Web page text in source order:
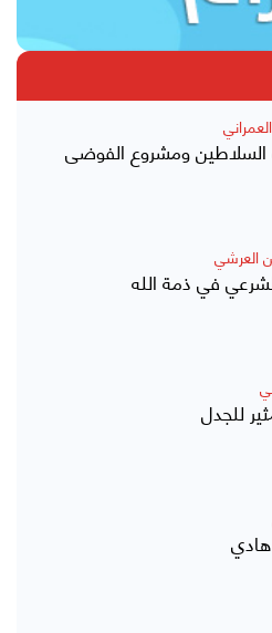
ومشروع الفوضى
العرشي
في ذمة الله
للجدل